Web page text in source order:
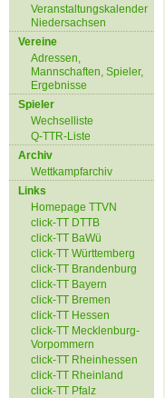
Veranstaltungskalender
Niedersachsen
Vereine
Adressen,
Mannschaften, Spieler,
Ergebnisse
Spieler
Wechselliste
Q-TTR-Liste
Archiv
Wettkampfarchiv
Links
Homepage TTVN
click-TT DTTB
click-TT BaWü
click-TT Württemberg
click-TT Brandenburg
click-TT Bayern
click-TT Bremen
click-TT Hessen
click-TT Mecklenburg-
Vorpommern
click-TT Rheinhessen
click-TT Rheinland
click-TT Pfalz